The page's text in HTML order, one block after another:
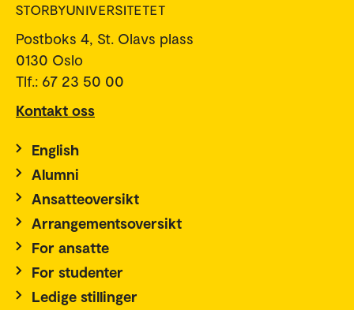
Postboks 4, St. Olavs plass
0130 Oslo
Tlf.: 67 23 50 00
Kontakt oss
English
Alumni
Ansatteoversikt
Arrangementsoversikt
For ansatte
For studenter
Ledige stillinger